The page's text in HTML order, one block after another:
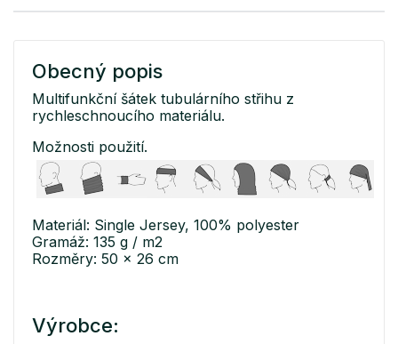
Obecný popis
Multifunkční šátek tubulárního střihu z
rychleschnoucího materiálu.
Možnosti použití.
Materiál: Single Jersey, 100% polyester
Gramáž: 135 g / m2
Rozměry: 50 x 26 cm
Výrobce: